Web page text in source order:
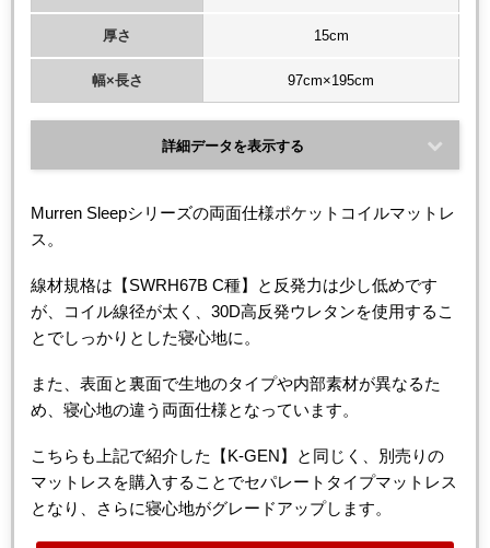
厚さ 15cm
幅×長さ 97cm×195cm
詳細データを表示する
Murren Sleepシリーズの両面仕様ポケットコイルマットレ
ス。
線材規格は【SWRH67B C種】と反発力は少し低めです
が、コイル線径が太く、30D高反発ウレタンを使用するこ
とでしっかりとした寝心地に。
また、表面と裏面で生地のタイプや内部素材が異なるた
め、寝心地の違う両面仕様となっています。
こちらも上記で紹介した【K-GEN】と同じく、別売りの
マットレスを購入することでセパレートタイプマットレス
となり、さらに寝心地がグレードアップします。